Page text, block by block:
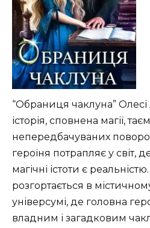
“Обраниця чаклуна”
історія, сповнена магії,
непередбачуваних
героїня потрапляє у світ,
магічні істоти є
розгортається в
універсумі, де головна
владним і загадковим